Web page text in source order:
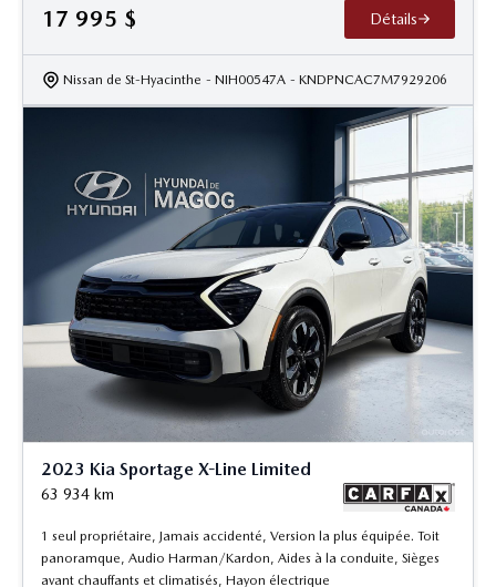
17 995 $ Détails
Nissan de St-Hyacinthe - NIH00547A - KNDPNCAC7M7929206
2023 Kia Sportage X-Line Limited
63 934 km
1 seul propriétaire, Jamais accidenté, Version la plus équipée. Toit
panoramque, Audio Harman/Kardon, Aides à la conduite, Sièges
avant chauffants et climatisés, Hayon électrique